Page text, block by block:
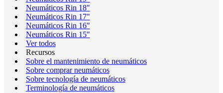
Neumáticos Rin 18"
Neumáticos Rin 17"
Neumáticos Rin 16"
Neumáticos Rin 15"
Ver todos
Recursos
Sobre el mantenimiento de neumáticos
Sobre comprar neumáticos
Sobre tecnología de neumáticos
Terminología de neumáticos